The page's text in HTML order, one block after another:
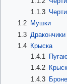
1.1.3
1.2
Мушки
1.3 Дракончики
1.4
Крыска
1.4.1
1.4.2
1.4.3